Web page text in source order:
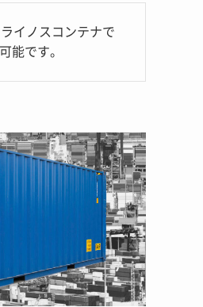
イノスコンテナで
能です。